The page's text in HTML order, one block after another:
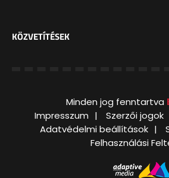
KÖZVETÍTÉSEK
Minden jog fenntartva
Impresszum
Szerzői jogok
Adatvédelmi beállítások
Felhasználási